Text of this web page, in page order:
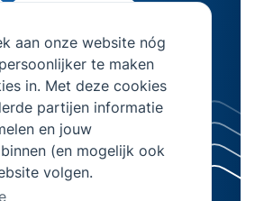
aan onze website nóg
te maken
in. Met deze cookies
partijen informatie
en jouw
(en mogelijk ook
volgen.
rechten voorbehouden.